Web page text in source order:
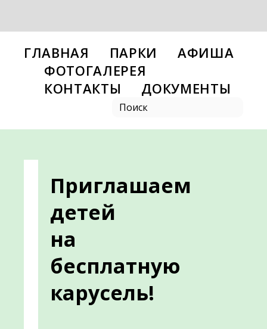
ГЛАВНАЯ ПАРКИ
АФИША
ФОТОГАЛЕРЕЯ
КОНТАКТЫ
ДОКУМЕНТЫ
Приглашаем
детей
на
бесплатную
карусель!